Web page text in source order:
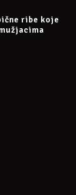
ribe koje